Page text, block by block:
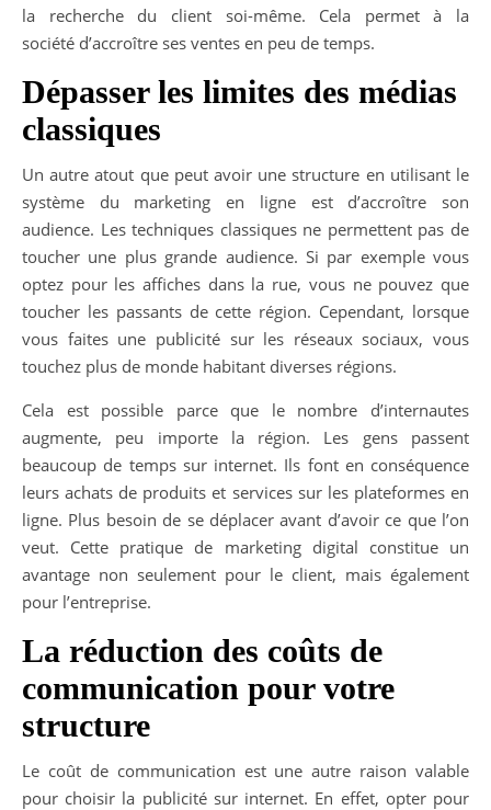
la recherche du client soi-même. Cela permet à la
société d’accroître ses ventes en peu de temps.
Dépasser les limites des médias
classiques
Un autre atout que peut avoir une structure en utilisant le
système du marketing en ligne est d’accroître son
audience. Les techniques classiques ne permettent pas de
toucher une plus grande audience. Si par exemple vous
optez pour les affiches dans la rue, vous ne pouvez que
toucher les passants de cette région. Cependant, lorsque
vous faites une publicité sur les réseaux sociaux, vous
touchez plus de monde habitant diverses régions.
Cela est possible parce que le nombre d’internautes
augmente, peu importe la région. Les gens passent
beaucoup de temps sur internet. Ils font en conséquence
leurs achats de produits et services sur les plateformes en
ligne. Plus besoin de se déplacer avant d’avoir ce que l’on
veut. Cette pratique de marketing digital constitue un
avantage non seulement pour le client, mais également
pour l’entreprise.
La réduction des coûts de
communication pour votre
structure
Le coût de communication est une autre raison valable
pour choisir la publicité sur internet. En effet, opter pour